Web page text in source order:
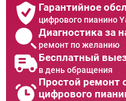
Гарантийное
цифрового пианино
Диагностика за
ремонт по желанию
Бесплатный
в день обращения
Простой ремонт
цифрового